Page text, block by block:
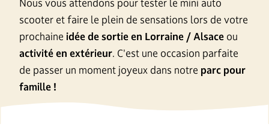
Nous vous attendons pour tester le mini auto
scooter et faire le plein de sensations lors de votre
prochaine idée de sortie en Lorraine / Alsace ou
activité en extérieur. C'est une occasion parfaite
de passer un moment joyeux dans notre parc pour
famille !